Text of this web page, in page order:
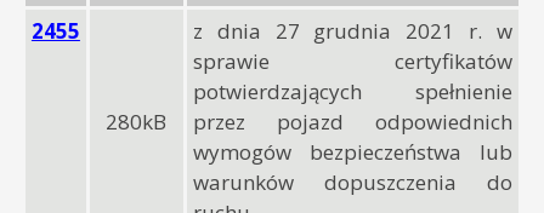
2455
280kB
z dnia 27 grudnia 2021 r. w
sprawie certyfikatów
potwierdzających spełnienie
przez pojazd odpowiednich
wymogów bezpieczeństwa lub
warunków dopuszczenia do